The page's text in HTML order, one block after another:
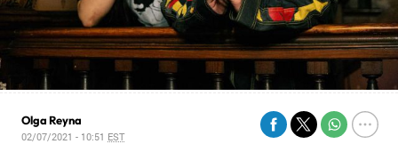
Olga Reyna
02/07/2021 - 10:51 EST